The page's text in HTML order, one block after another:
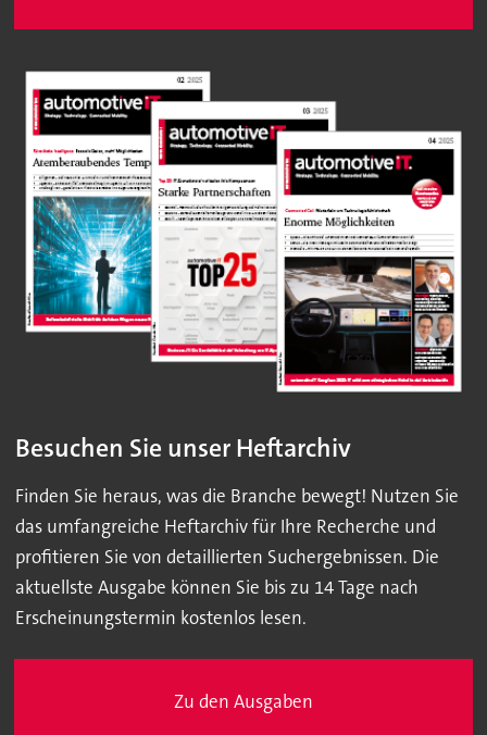
Besuchen Sie unser Heftarchiv
Finden Sie heraus, was die Branche bewegt! Nutzen Sie
das umfangreiche Heftarchiv für Ihre Recherche und
profitieren Sie von detaillierten Suchergebnissen. Die
aktuellste Ausgabe können Sie bis zu 14 Tage nach
Erscheinungstermin kostenlos lesen.
Zu den Ausgaben